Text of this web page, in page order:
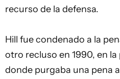
recurso de la defensa.
Hill fue condenado a la
otro recluso en 1990, en
donde purgaba una pena